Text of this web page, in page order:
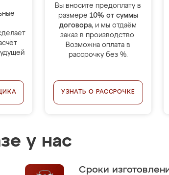
Вы вносите предоплату в
размере 10% от суммы
договора, и мы отдаём
заказ в производство.
Возможна оплата в
рассрочку без %.
УЗНАТЬ О РАССРОЧКЕ
у нас
Сроки